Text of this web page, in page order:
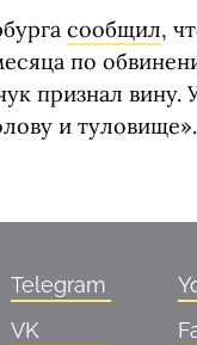
сообщил,
по
признал вину.
и
Telegram
VK